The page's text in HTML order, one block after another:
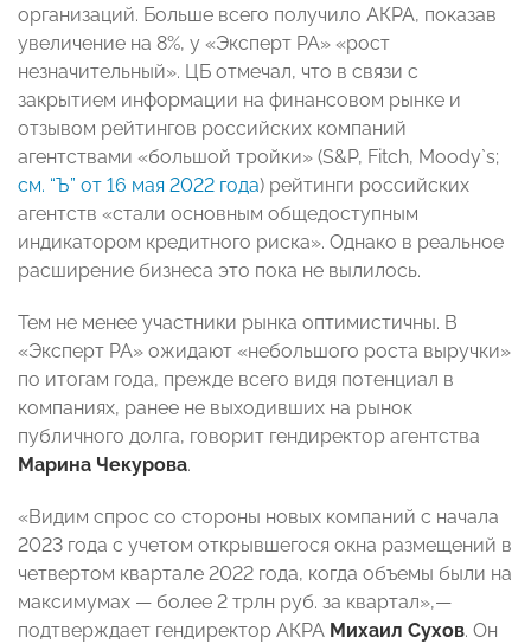
организаций. Больше всего получило АКРА, показав
увеличение на 8%, у «Эксперт РА» «рост
незначительный». ЦБ отмечал, что в связи с
закрытием информации на финансовом рынке и
отзывом рейтингов российских компаний
агентствами «большой тройки» (S&P, Fitch, Moody`s;
см. “Ъ” от 16 мая 2022 года) рейтинги российских
агентств «стали основным общедоступным
индикатором кредитного риска». Однако в реальное
расширение бизнеса это пока не вылилось.
Тем не менее участники рынка оптимистичны. В
«Эксперт РА» ожидают «небольшого роста выручки»
по итогам года, прежде всего видя потенциал в
компаниях, ранее не выходивших на рынок
публичного долга, говорит гендиректор агентства
Марина Чекурова.
«Видим спрос со стороны новых компаний с начала
2023 года с учетом открывшегося окна размещений в
четвертом квартале 2022 года, когда объемы были на
максимумах — более 2 трлн руб. за квартал»,—
подтверждает гендиректор АКРА Михаил Сухов. Он